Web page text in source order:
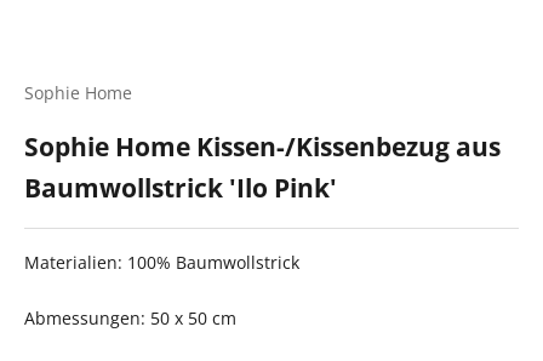
Sophie Home
Sophie Home Kissen-/Kissenbezug aus
Baumwollstrick 'Ilo Pink'
Materialien: 100% Baumwollstrick
Abmessungen: 50 x 50 cm